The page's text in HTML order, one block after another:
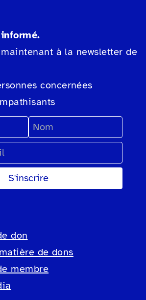
à la newsletter de
de newsletter
concernées
don
de dons
membre